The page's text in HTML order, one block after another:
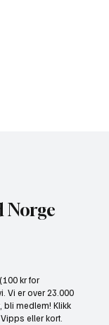
Norge
kr for
Vi er over 23.000
bli medlem! Klikk
eller kort.